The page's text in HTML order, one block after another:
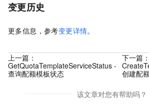
变更历史
更多信息，参考变更详情。
上一篇：
GetQuotaTemplateServiceStatus -
查询配额模板状态
下一篇：
创建配
该文章对您有帮助吗？